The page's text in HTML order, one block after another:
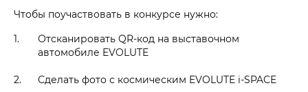
Чтобы поучаствовать в конкурсе нужно:
Отсканировать QR-код на выставочном
автомобиле EVOLUTE
Сделать фото с космическим EVOLUTE i‑SPACE